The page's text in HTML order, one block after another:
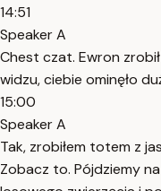
14:51
Speaker A
Chest czat. Ewron
widzu, ciebie ominęło
15:00
Speaker A
Tak, zrobiłem totem z
Zobacz to. Pójdziemy